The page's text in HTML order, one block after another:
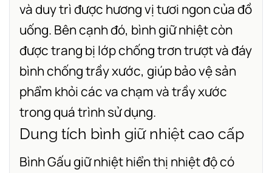
và duy trì được hương vị tươi ngon của đồ
uống. Bên cạnh đó, bình giữ nhiệtcòn
được trang bị lớp chống trơn trượt và đáy
bình chống trầy xước, giúp bảo vệ sản
phẩm khỏi các va chạm và trầy xước
trong quá trình sử dụng.
Dung tích bình giữ nhiệt cao cấp
Bình Gấu giữ nhiệt hiển thị nhiệt độ có